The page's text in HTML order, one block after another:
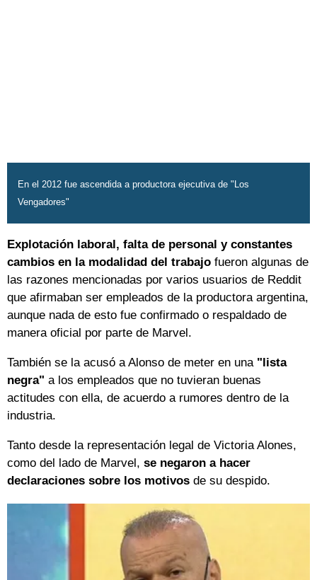
En el 2012 fue ascendida a productora ejecutiva de "Los
Vengadores"
Explotación laboral, falta de personal y constantes
cambios en la modalidad del trabajo fueron algunas de
las razones mencionadas por varios usuarios de Reddit
que afirmaban ser empleados de la productora argentina,
aunque nada de esto fue confirmado o respaldado de
manera oficial por parte de Marvel.
También se la acusó a Alonso de meter en una "lista
negra" a los empleados que no tuvieran buenas
actitudes con ella, de acuerdo a rumores dentro de la
industria.
Tanto desde la representación legal de Victoria Alones,
como del lado de Marvel, se negaron a hacer
declaraciones sobre los motivos de su despido.